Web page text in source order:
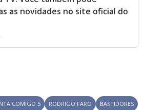
as novidades no site oficial do
COMIGO 5 RODRIGO FARO
BASTIDORES